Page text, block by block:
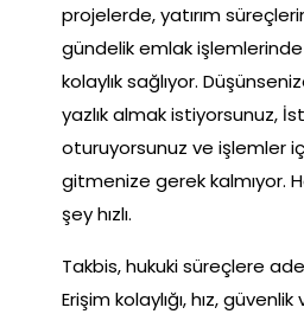
projelerde, yatırım
gündelik emlak
kolaylık sağlıyor.
yazlık almak istiyorsunuz,
oturuyorsunuz ve işlemler
gitmenize gerek kalmıyor.
şey hızlı.
Takbis, hukuki süreçlere
Erişim kolaylığı, hız,